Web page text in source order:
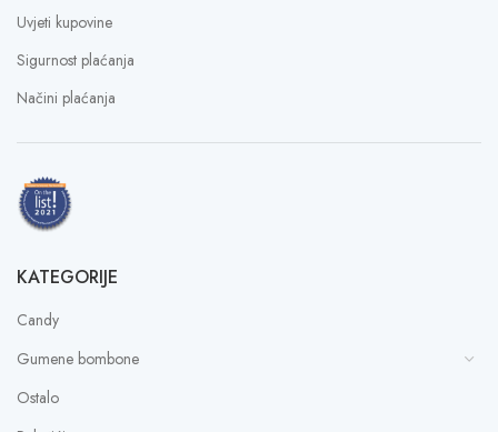
Uvjeti kupovine
Sigurnost plaćanja
Načini plaćanja
KATEGORIJE
Candy
Gumene bombone
Ostalo